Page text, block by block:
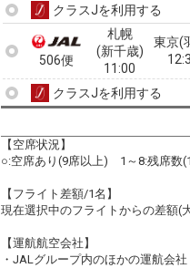
クラスJを利用する
506便
札幌
(新千歳)
11:00
東京(
クラスJを利用する
508便
(新千歳)
札幌
(新千歳)
東京(
クラスJを利用する
【空席状況】
○:空席あり(9席以上) 1～8:残席数
【フライト差額/1名】
現在選択中のフライトからの差額(
【運航航空会社】
・JALグループ内のほかの運航会